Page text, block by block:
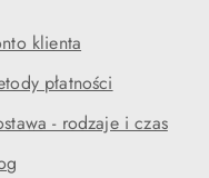
klienta
płatności
- rodzaje i czas